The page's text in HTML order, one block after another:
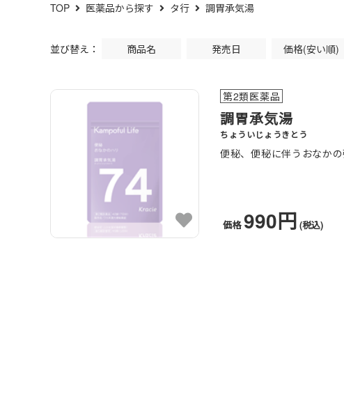
TOP 医薬品から探す タ行 調胃承気湯
並び替え： 商品名 発売日 価格(安い順)
第2類医薬品
調胃承気湯
ちょういじょうきとう
便秘、便秘に伴うおなかの
価格 990円 (税込)